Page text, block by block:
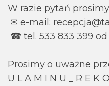
W razie pytań
✉ e-mail:
☎ tel. 533 833 399 od
Prosimy o uważne
U L A M I N U _ R E K